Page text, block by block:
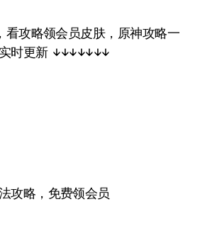
看攻略领会员皮肤，原神攻略一
时更新 ↓↓↓↓↓↓↓
攻略，免费领会员